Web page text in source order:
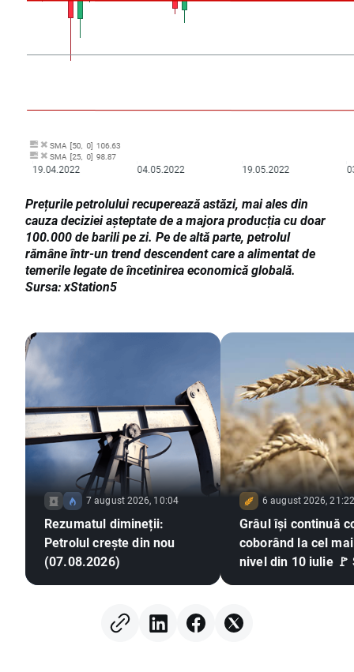
Prețurile petrolului recuperează astăzi, mai ales din
cauza deciziei așteptate de a majora producția cu doar
100.000 de barili pe zi. Pe de altă parte, petrolul
rămâne într-un trend descendent care a alimentat de
temerile legate de încetinirea economică globală.
Sursa: xStation5
7 august 2026, 10:04
Rezumatul dimineții:
Petrolul crește din nou
(07.08.2026)
6 august 2026, 21:22
Grâul își continuă
coborând la cel
nivel din 10 iulie 🚩